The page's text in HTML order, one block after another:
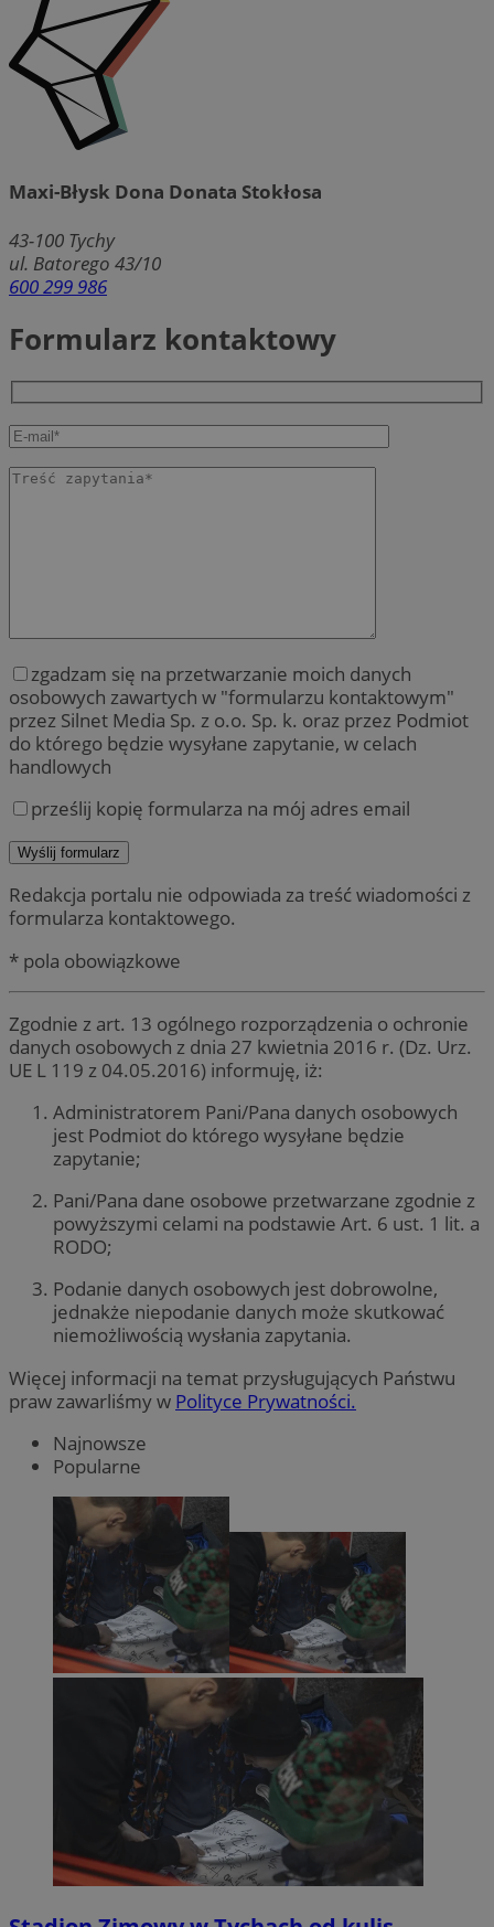
Maxi-Błysk Dona Donata Stokłosa
43-100 Tychy
ul. Batorego 43/10
600 299 986
Formularz kontaktowy
zgadzam się na przetwarzanie moich danych
osobowych zawartych w "formularzu kontaktowym"
przez Silnet Media Sp. z o.o. Sp. k. oraz przez Podmiot
do którego będzie wysyłane zapytanie, w celach
handlowych
prześlij kopię formularza na mój adres email
Redakcja portalu nie odpowiada za treść wiadomości z
formularza kontaktowego.
* pola obowiązkowe
Zgodnie z art. 13 ogólnego rozporządzenia o ochronie
danych osobowych z dnia 27 kwietnia 2016 r. (Dz. Urz.
UE L 119 z 04.05.2016) informuję, iż:
Administratorem Pani/Pana danych osobowych
jest Podmiot do którego wysyłane będzie
zapytanie;
Pani/Pana dane osobowe przetwarzane zgodnie z
powyższymi celami na podstawie Art. 6 ust. 1 lit. a
RODO;
Podanie danych osobowych jest dobrowolne,
jednakże niepodanie danych może skutkować
niemożliwością wysłania zapytania.
Więcej informacji na temat przysługujących Państwu
praw zawarliśmy w Polityce Prywatności.
Najnowsze
Popularne